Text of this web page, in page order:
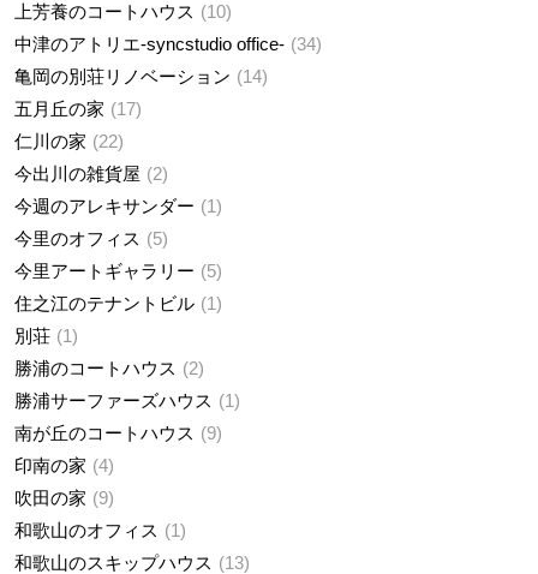
上芳養のコートハウス
10
中津のアトリエ-syncstudio office- 34
亀岡の別荘リノベーション
14
五月丘の家
17
仁川の家
22
今出川の雑貨屋
2
今週のアレキサンダー
1
今里のオフィス
5
今里アートギャラリー
5
住之江のテナントビル
1
別荘
1
勝浦のコートハウス
2
勝浦サーファーズハウス
1
南が丘のコートハウス
9
印南の家
4
吹田の家
9
和歌山のオフィス
1
和歌山のスキップハウス
13